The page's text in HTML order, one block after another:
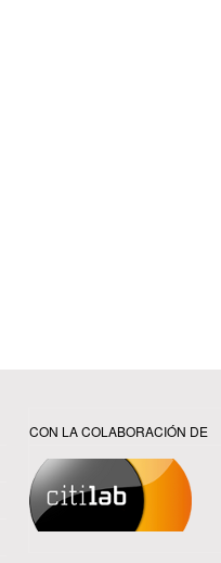
CON LA COLABORACIÓN DE